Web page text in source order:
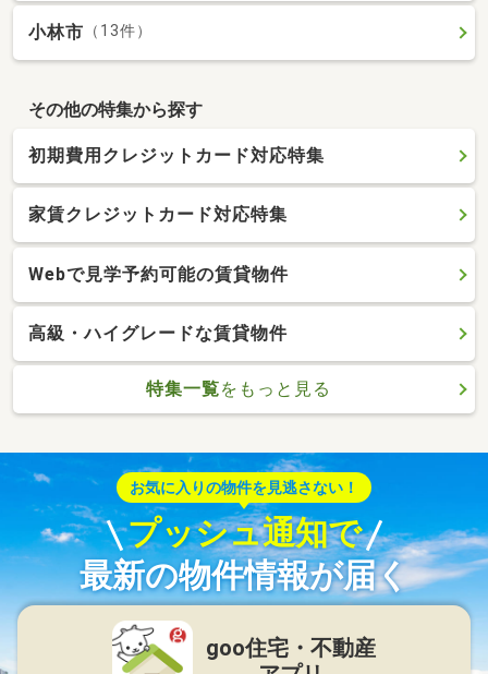
小林市 （13件）
その他の特集から探す
初期費用クレジットカード対応特集
家賃クレジットカード対応特集
Webで見学予約可能の賃貸物件
高級・ハイグレードな賃貸物件
特集一覧をもっと見る
お気に入りの物件を見逃さない！
プッシュ通知で
最新の物件情報が届く
goo住宅・不動産